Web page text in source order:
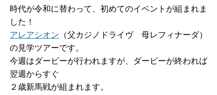
時代が令和に替わって、初めてのイベントが組まれま
した！
アレアシオン （父カジノドライヴ 母レフィナーダ）
の見学ツアーです。
今週はダービーが行われますが、ダービーが終われば
翌週からすぐ
２歳新馬戦が組まれます。